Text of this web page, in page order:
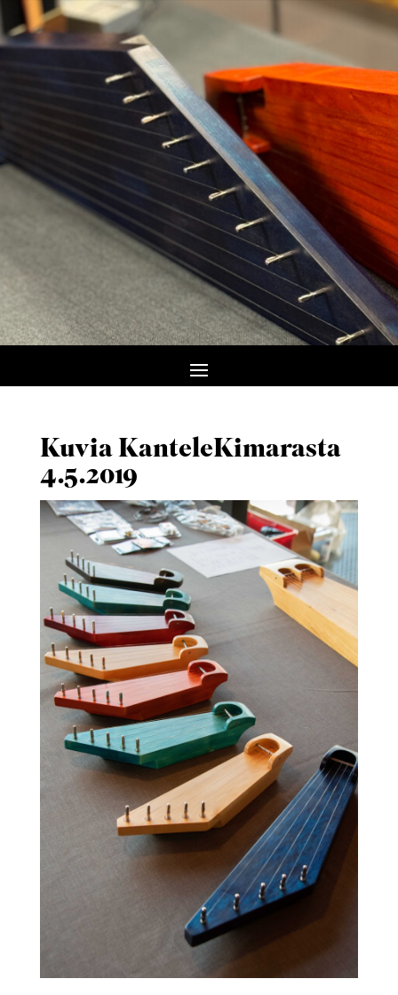
Kuvia KanteleKimarasta
4.5.2019